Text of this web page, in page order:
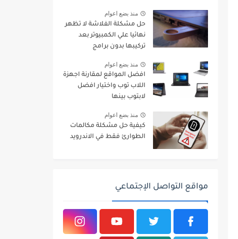
منذ بضع اعوام
حل مشكلة الفلاشة لا تظهر
نهائيا علي الكمبيوتر بعد
تركيبها بدون برامج
منذ بضع اعوام
افضل المواقع لمقارنة اجهزة
اللاب توب واختيار افضل
لابتوب بينها
منذ بضع اعوام
كيفية حل مشكلة مكالمات
الطوارئ فقط في الاندرويد
مواقع التواصل الإجتماعي